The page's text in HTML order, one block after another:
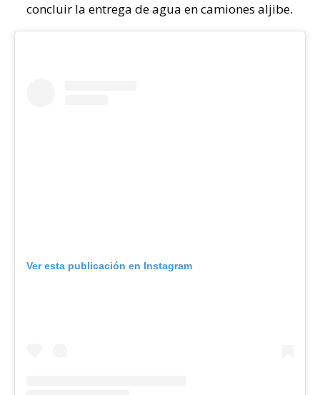
concluir la entrega de agua en camiones aljibe.
Ver esta publicación en Instagram